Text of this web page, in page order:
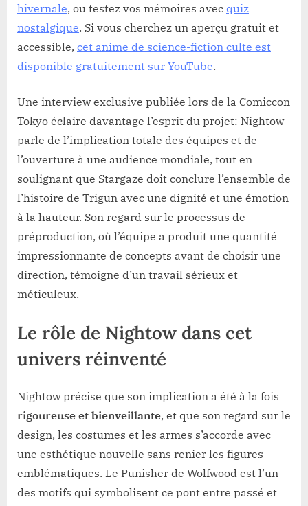
hivernale, ou testez vos mémoires avec quiz
nostalgique. Si vous cherchez un aperçu gratuit et
accessible, cet anime de science-fiction culte est
disponible gratuitement sur YouTube.
Une interview exclusive publiée lors de la Comiccon
Tokyo éclaire davantage l’esprit du projet: Nightow
parle de l’implication totale des équipes et de
l’ouverture à une audience mondiale, tout en
soulignant que Stargaze doit conclure l’ensemble de
l’histoire de Trigun avec une dignité et une émotion
à la hauteur. Son regard sur le processus de
préproduction, où l’équipe a produit une quantité
impressionnante de concepts avant de choisir une
direction, témoigne d’un travail sérieux et
méticuleux.
Le rôle de Nightow dans cet
univers réinventé
Nightow précise que son implication a été à la fois
rigoureuse et bienveillante, et que son regard sur le
design, les costumes et les armes s’accorde avec
une esthétique nouvelle sans renier les figures
emblématiques. Le Punisher de Wolfwood est l’un
des motifs qui symbolisent ce pont entre passé et